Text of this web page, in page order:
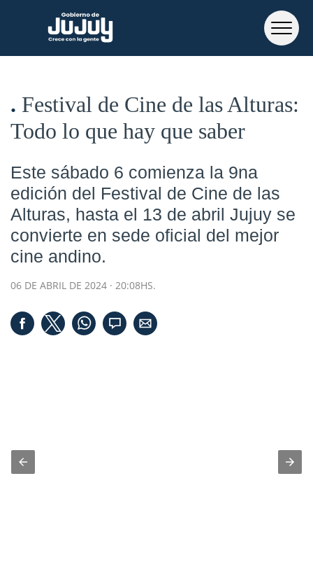
Festival de Cine de las Alturas:
Todo lo que hay que saber
Este sábado 6 comienza la 9na
edición del Festival de Cine de las
Alturas, hasta el 13 de abril Jujuy se
convierte en sede oficial del mejor
cine andino.
06 DE ABRIL DE 2024 · 20:08HS.